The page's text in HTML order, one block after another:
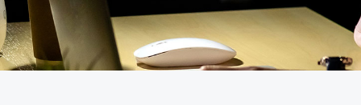
고객문의
► 로그인